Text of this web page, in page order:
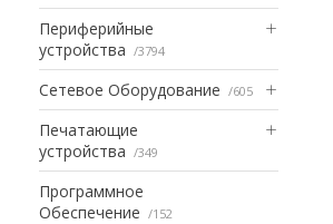
Периферийные
устройства
3794
Сетевое Оборудование 605
Печатающие
устройства
349
Программное
Обеспечение
152